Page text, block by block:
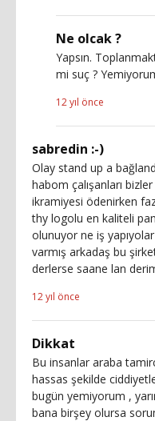
Ne olcak ?
Yapsın.
mi suç ?
12 yıl önce
sabredin :-)
Olay stand up a
habom çalışanları
ikramiyesi ödenirken
thy logolu en kaliteli
olunuyor ne iş
varmış arkadaş bu
derlerse saane lan
12 yıl önce
Dikkat
Bu insanlar araba
hassas şekilde
bugün yemiyorum ,
bana birşey olursa